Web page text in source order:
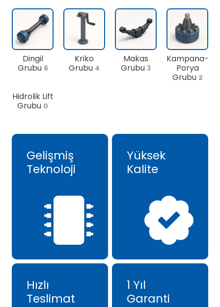
Dingil
Grubu 6
Kriko
Grubu 4
Makas
Grubu 3
Kampana-
Porya
Grubu 2
Hidrolik Lift
Grubu 0
Gelişmiş
Teknoloji
Yüksek
Kalite
Hızlı
Teslimat
1 Yıl
Garanti